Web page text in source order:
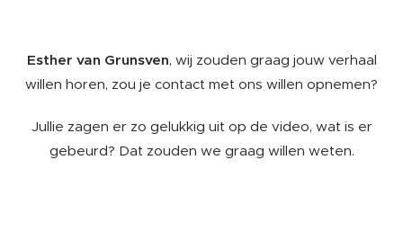
Esther van Grunsven, wij zouden graag jouw verhaal
willen horen, zou je contact met ons willen opnemen?
Jullie zagen er zo gelukkig uit op de video, wat is er
gebeurd? Dat zouden we graag willen weten.